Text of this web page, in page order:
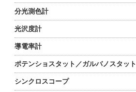
分光測色計
光沢度計
導電率計
ポテンショスタット／ガルバノスタット
シンクロスコープ